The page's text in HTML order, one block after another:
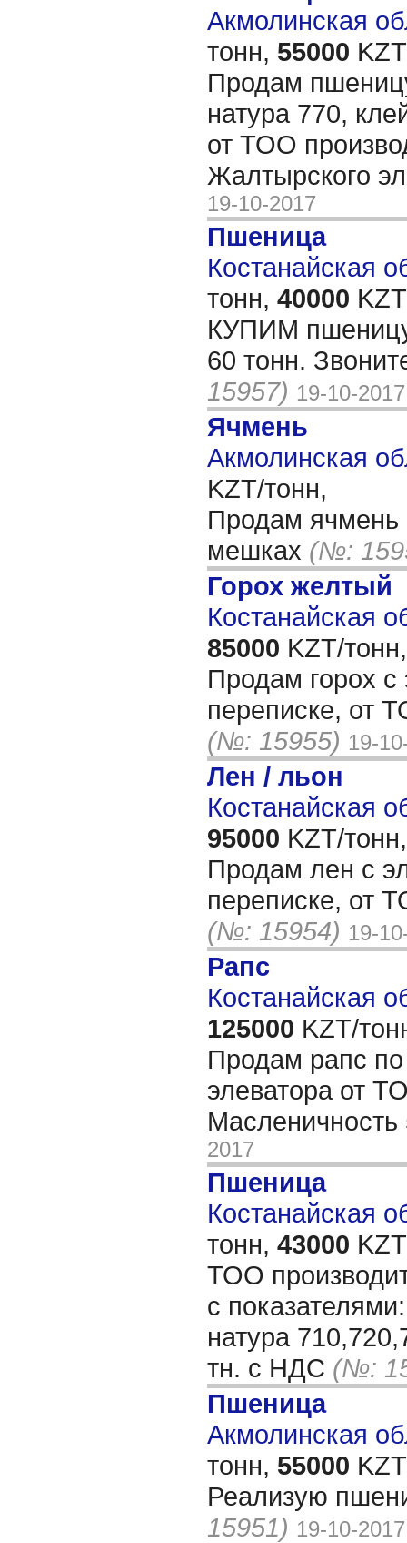
Акмолинская
тонн, 55000
Продам
натура 770,
от ТОО
Жалтырского
19-10-2017
Пшеница
Костанайская
тонн, 40000
КУПИМ
60 тонн.
15957) 19-10-2017
Ячмень
Акмолинская
KZT/тонн,
Продам ячмень
мешках (№:
Горох желтый
Костанайская
85000 KZT/тонн,
Продам горох с
переписке, от
(№: 15955) 19-
Лен / льон
Костанайская
95000 KZT/тонн,
Продам лен с
переписке, от
(№: 15954) 19-
Рапс
Костанайская
125000 KZT/
Продам рапс
элеватора от
2017
Пшеница
Костанайская
тонн, 43000
ТОО
с
натура
тн. с НДС (№:
Пшеница
Акмолинская
тонн, 55000
Реализую
15951) 19-10-2017